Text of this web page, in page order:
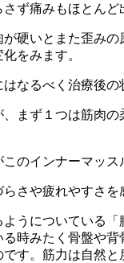
ず痛みもほとん
硬いとまた歪み
をみます。
なるべく治療後
まず１つは筋肉
のインナーマッス
さや疲れやすさを
うについている
時みたく骨盤や
す。筋力は自然